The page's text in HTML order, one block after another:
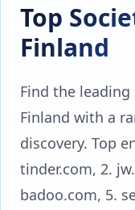
Top
Finland
Find the
Finland with a
discovery. Top
tinder.com, 2.
badoo.com, 5.